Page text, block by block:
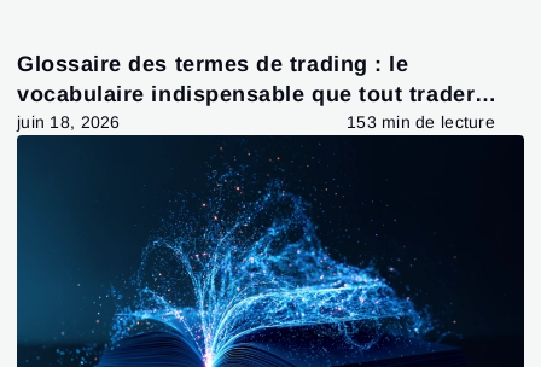
Glossaire des termes de trading : le
vocabulaire indispensable que tout trader
devrait connaître
juin 18, 2026 153 min de lecture